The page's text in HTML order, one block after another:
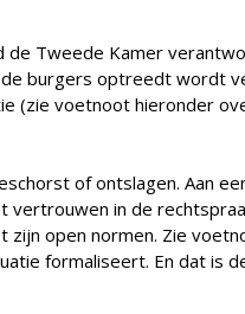
Tweede Kamer
burgers optreedt wordt
(zie voetnoot hieronder
of ontslagen. Aan
in de
open normen. Zie
formaliseert. En dat is